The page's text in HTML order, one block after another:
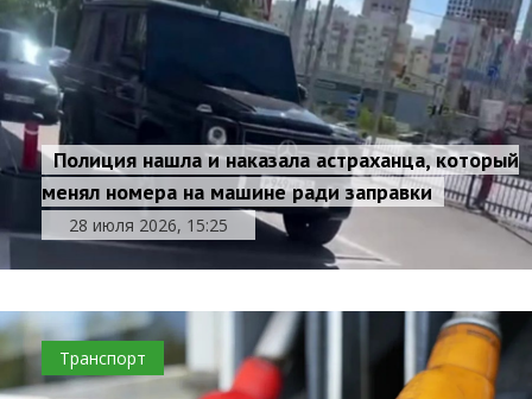
Полиция нашла и наказала астраханца, который
менял номера на машине ради заправки
28 июля 2026, 15:25
Транспорт